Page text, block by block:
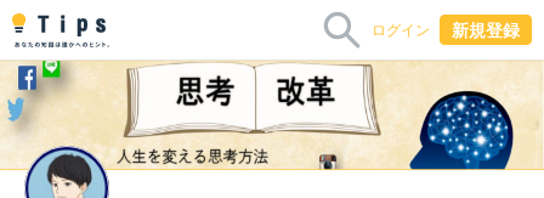
ログイン 新規登録